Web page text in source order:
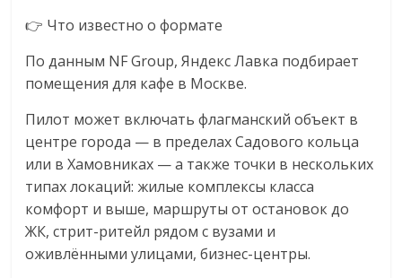
знать
Сеть
меняет
жизнь
людей
изменения
читателем.
👉 Что известно о формате
По данным NF Group, Яндекс Лавка подбирает
помещения для кафе в Москве.
Пилот может включать флагманский объект в
центре города — в пределах Садового кольца
или в Хамовниках — а также точки в нескольких
типах локаций: жилые комплексы класса
комфорт и выше, маршруты от остановок до
ЖК, стрит-ритейл рядом с вузами и
оживлёнными улицами, бизнес-центры.